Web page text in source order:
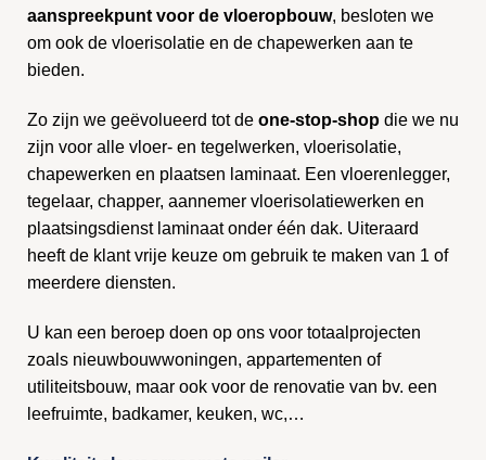
aanspreekpunt voor de vloeropbouw, besloten we
om ook de vloerisolatie en de chapewerken aan te
bieden.
Zo zijn we geëvolueerd tot de one-stop-shop die we nu
zijn voor alle vloer- en tegelwerken, vloerisolatie,
chapewerken en plaatsen laminaat. Een vloerenlegger,
tegelaar, chapper, aannemer vloerisolatiewerken en
plaatsingsdienst laminaat onder één dak. Uiteraard
heeft de klant vrije keuze om gebruik te maken van 1 of
meerdere diensten.
U kan een beroep doen op ons voor totaalprojecten
zoals nieuwbouwwoningen, appartementen of
utiliteitsbouw, maar ook voor de renovatie van bv. een
leefruimte, badkamer, keuken, wc,…